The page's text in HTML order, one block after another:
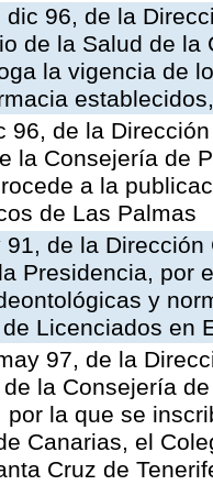
dic 96, de la
de la Salud de
la vigencia de
96, de la
la Consejería de
a la
de Las Palmas
de la
Presidencia, por
y
Licenciados en
97, de la
la Consejería
por la que se
Canarias, el
Cruz de